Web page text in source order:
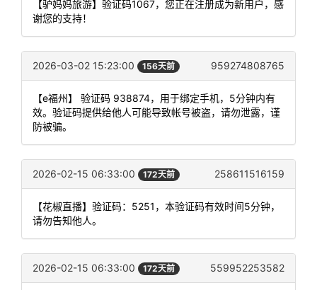
【驴妈妈旅游】验证码1067，您正在注册成为新用户，感
谢您的支持！
2026-03-02 15:23:00 156天前 959274808765
【e福州】 验证码 938874，用于绑定手机，5分钟内有
效。验证码提供给他人可能导致帐号被盗，请勿泄露，谨
防被骗。
2026-02-15 06:33:00 172天前 258611516159
【花椒直播】验证码：5251，本验证码有效时间5分钟，
请勿告知他人。
2026-02-15 06:33:00 172天前 559952253582